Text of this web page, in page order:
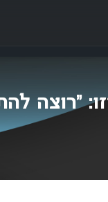
בישראל
“רוצה